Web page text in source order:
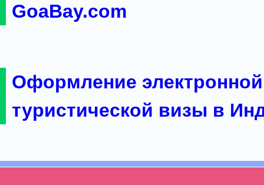
GoaBay.com
Оформление электронной
туристической визы в